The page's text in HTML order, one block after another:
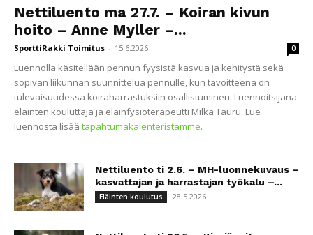
Nettiluento ma 27.7. – Koiran kivun
hoito – Anne Myller –...
SporttiRakki Toimitus - 15.6.2026 0
Luennolla käsitellään pennun fyysistä kasvua ja kehitystä sekä
sopivan liikunnan suunnittelua pennulle, kun tavoitteena on
tulevaisuudessa koiraharrastuksiin osallistuminen. Luennoitsijana
eläinten kouluttaja ja eläinfysioterapeutti Milka Tauru. Lue
luennosta lisää tapahtumakalenteristamme.
Nettiluento ti 2.6. – MH-luonnekuvaus –
kasvattajan ja harrastajan työkalu –...
Eläinten koulutus 28.5.2026